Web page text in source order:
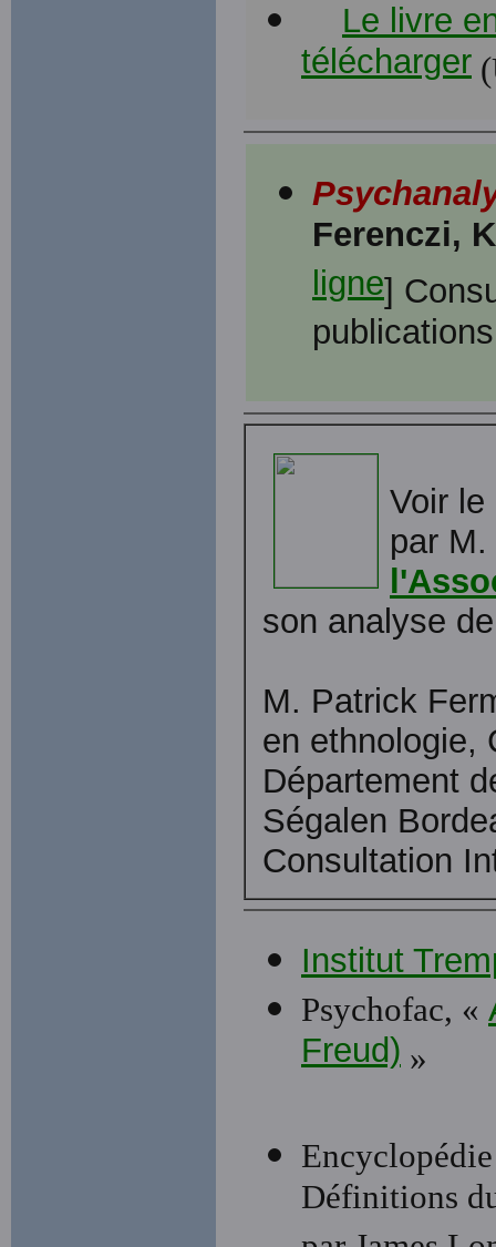
Le livre
télécharger
Ferenczi,
ligne]
Voir le
par
son analyse
M. Patrick
en ethnologie,
Département
Ségalen
Consultation
Institut
Psychofac, «
Freud) »
Définitions